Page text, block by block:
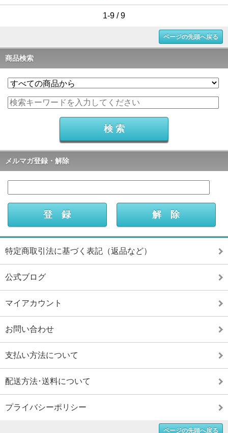
1-9 / 9
ページの先頭へ戻る
商品検索
メルマガ登録・解除
特定商取引法に基づく表記（返品など）
公式ブログ
マイアカウント
お問い合わせ
支払い方法について
配送方法･送料について
プライバシーポリシー
ページの先頭へ戻る